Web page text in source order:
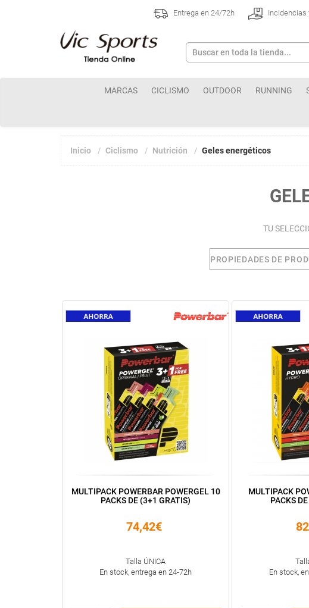
Entrega en 24/72h Incidencias
MARCAS CICLISMO OUTDOOR RUNNING
Inicio Ciclismo Nutrición Geles energéticos
TU
PROPIEDADES DE
MULTIPACK POWERBAR POWERGEL 10
PACKS DE (3+1 GRATIS)
74,42€
Talla ÚNICA
En stock, entrega en 24-72h
MULTIPACK
PACKS
En stock,